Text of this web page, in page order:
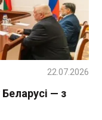
— з
22.07.2026